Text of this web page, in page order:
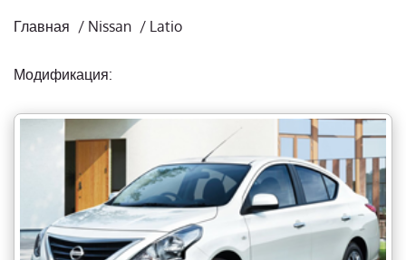
Главная / Nissan / Latio
Модификация: